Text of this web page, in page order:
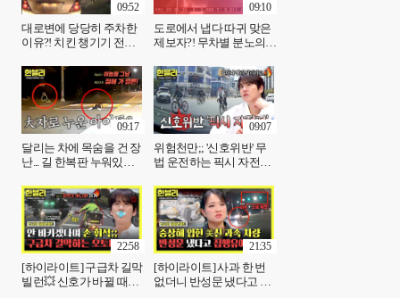
대로변에 당당히 주차한
이유?! 치킨 챙기기 전에
251203 방송
09:52
도로에서 냅다 따귀 맞은
제보자?! 무차별 분노의
251203 방송
09:10
달리는 차에 목숨을 건 장
난... 길 한복판 누워있는
송
09:17
위험천만;; '신호위반' 무
법 운전하는 픽시 자전거
251203 방송
09:07
[하이라이트] 구급차 길막
빌런💥 신호가 바뀔 때까
22:58
[하이라이트] 사과 한 번
없더니 반성문 냈다고 집
21:35